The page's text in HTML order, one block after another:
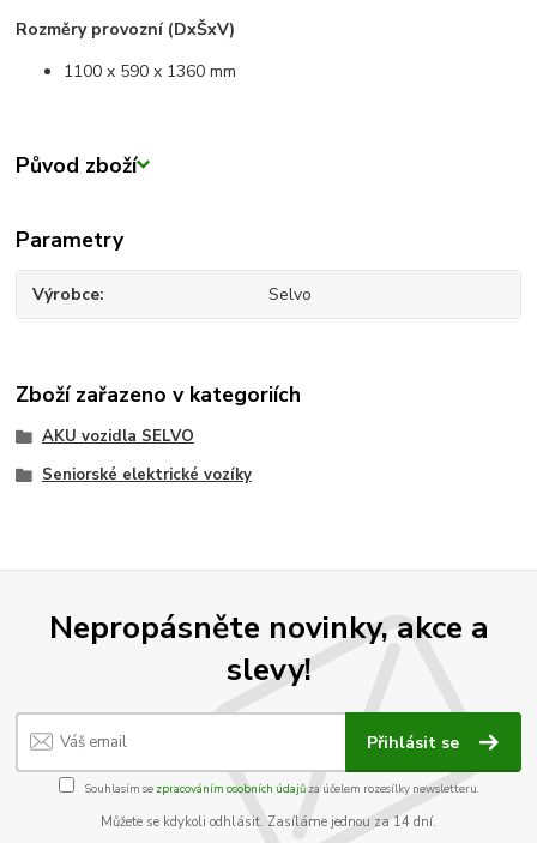
Rozměry provozní (DxŠxV)
1100 x 590 x 1360 mm
Původ zboží
Parametry
Výrobce Selvo
Zboží zařazeno v kategoriích
AKU vozidla SELVO
Seniorské elektrické vozíky
Nepropásněte novinky, akce a
slevy!
Přihlásit se
Souhlasím se zpracováním osobních údajůza účelem rozesílky newsletteru.
Můžete se kdykoli odhlásit. Zasíláme jednou za 14 dní.